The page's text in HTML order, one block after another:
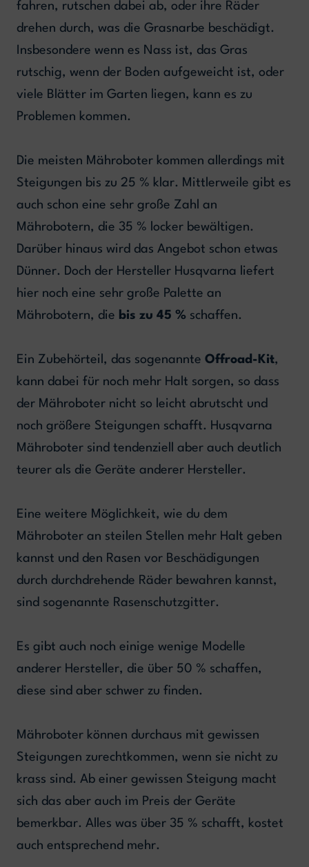
fahren, rutschen dabei ab, oder ihre Räder
drehen durch, was die Grasnarbe beschädigt.
Insbesondere wenn es Nass ist, das Gras
rutschig, wenn der Boden aufgeweicht ist, oder
viele Blätter im Garten liegen, kann es zu
Problemen kommen.
Die meisten Mähroboter kommen allerdings mit
Steigungen bis zu 25 % klar. Mittlerweile gibt es
auch schon eine sehr große Zahl an
Mährobotern, die 35 % locker bewältigen.
Darüber hinaus wird das Angebot schon etwas
Dünner. Doch der Hersteller Husqvarna liefert
hier noch eine sehr große Palette an
Mährobotern, die bis zu 45 % schaffen.
Ein Zubehörteil, das sogenannte Offroad-Kit,
kann dabei für noch mehr Halt sorgen, so dass
der Mähroboter nicht so leicht abrutscht und
noch größere Steigungen schafft. Husqvarna
Mähroboter sind tendenziell aber auch deutlich
teurer als die Geräte anderer Hersteller.
Eine weitere Möglichkeit, wie du dem
Mähroboter an steilen Stellen mehr Halt geben
kannst und den Rasen vor Beschädigungen
durch durchdrehende Räder bewahren kannst,
sind sogenannte Rasenschutzgitter.
Es gibt auch noch einige wenige Modelle
anderer Hersteller, die über 50 % schaffen,
diese sind aber schwer zu finden.
Mähroboter können durchaus mit gewissen
Steigungen zurechtkommen, wenn sie nicht zu
krass sind. Ab einer gewissen Steigung macht
sich das aber auch im Preis der Geräte
bemerkbar. Alles was über 35 % schafft, kostet
auch entsprechend mehr.